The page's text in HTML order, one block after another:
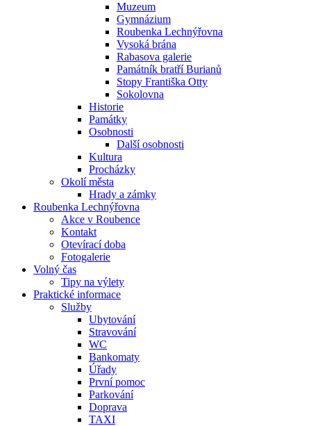
Muzeum
Gymnázium
Roubenka Lechnýřovna
Vysoká brána
Rabasova galerie
Památník bratří Burianů
Stopy Františka Otty
Sokolovna
Historie
Památky
Osobnosti
Další osobnosti
Kultura
Procházky
Okolí města
Hrady a zámky
Roubenka Lechnýřovna
Akce v Roubence
Kontakt
Otevírací doba
Fotogalerie
Volný čas
Tipy na výlety
Praktické informace
Služby
Ubytování
Stravování
WC
Bankomaty
Úřady
První pomoc
Parkování
Doprava
TAXI